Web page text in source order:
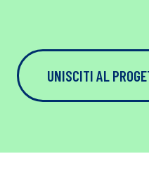
UNISCITI AL